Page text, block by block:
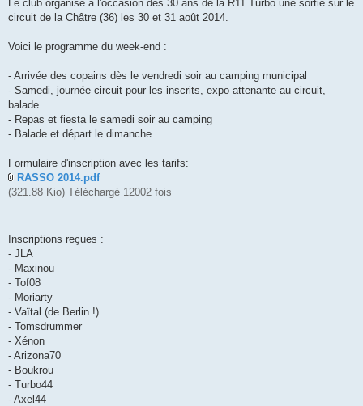
g
e
Le club organise à l'occasion des 30 ans de la R11 Turbo une sortie sur le
circuit de la Châtre (36) les 30 et 31 août 2014.
Voici le programme du week-end :
- Arrivée des copains dès le vendredi soir au camping municipal
- Samedi, journée circuit pour les inscrits, expo attenante au circuit,
balade
- Repas et fiesta le samedi soir au camping
- Balade et départ le dimanche
Formulaire d'inscription avec les tarifs:
RASSO 2014.pdf
(321.88 Kio) Téléchargé 12002 fois
Inscriptions reçues :
- JLA
- Maxinou
- Tof08
- Moriarty
- Vaïtal (de Berlin !)
- Tomsdrummer
- Xénon
- Arizona70
- Boukrou
- Turbo44
- Axel44